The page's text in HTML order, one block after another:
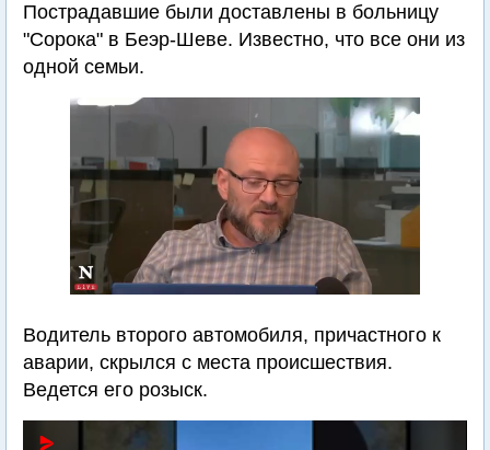
Пострадавшие были доставлены в больницу
"Сорока" в Беэр-Шеве. Известно, что все они из
одной семьи.
Водитель второго автомобиля, причастного к
аварии, скрылся с места происшествия.
Ведется его розыск.